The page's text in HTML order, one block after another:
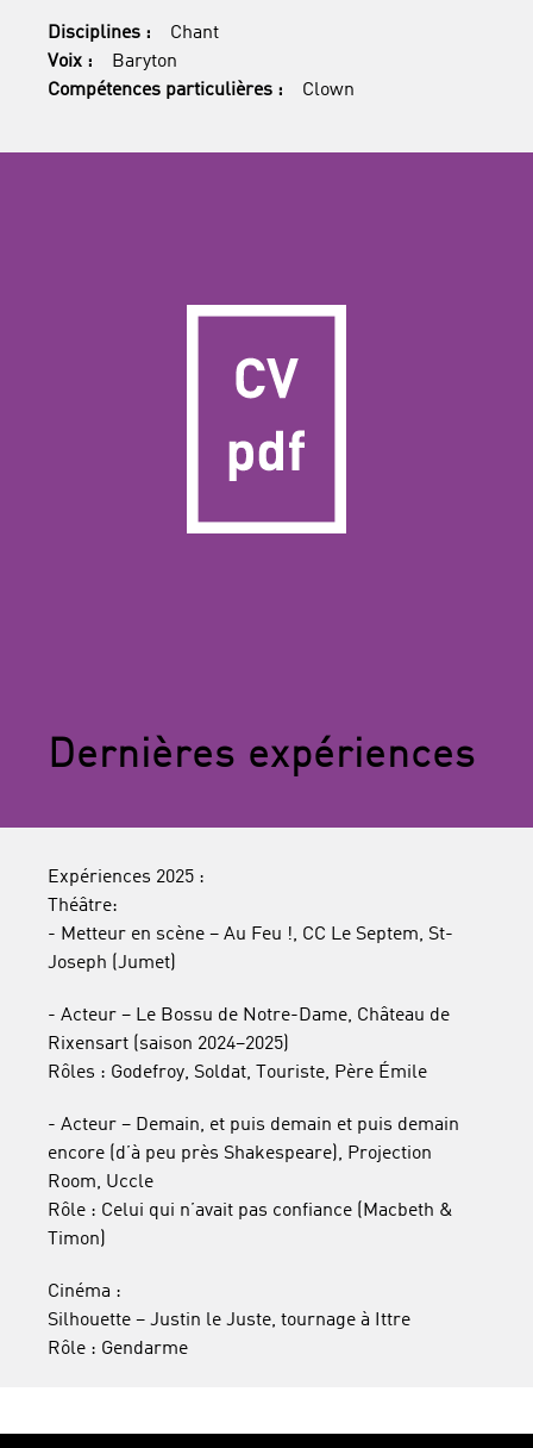
Disciplines :
Chant
Voix :
Baryton
Compétences particulières :
Clown
Dernières expériences
Expériences 2025 :
Théâtre:
- Metteur en scène – Au Feu !, CC Le Septem, St-
Joseph (Jumet)
- Acteur – Le Bossu de Notre-Dame, Château de
Rixensart (saison 2024–2025)
Rôles : Godefroy, Soldat, Touriste, Père Émile
- Acteur – Demain, et puis demain et puis demain
encore (d’à peu près Shakespeare), Projection
Room, Uccle
Rôle : Celui qui n’avait pas confiance (Macbeth &
Timon)
Cinéma :
Silhouette – Justin le Juste, tournage à Ittre
Rôle : Gendarme